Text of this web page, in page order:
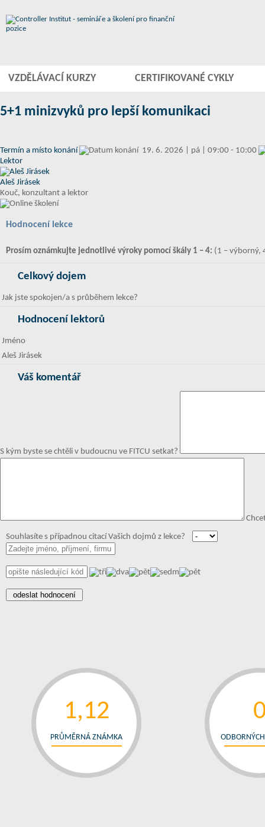
VZDĚLÁVACÍ KURZY CERTIFIKOVANÉ CYKLY
5+1 minizvyků pro lepší komunikaci
Termín a místo konání
19. 6. 2026 | pá | 09:00 - 10:00
Lektor
Aleš Jirásek
Kouč, konzultant a lektor
Hodnocení lekce
Prosím oznámkujte jednotlivé výroky pomocí škály 1 – 4: (1 – výborný,
Celkový dojem
Jak jste spokojen/a s průběhem lekce?
Hodnocení lektorů
Jméno
Aleš Jirásek
Váš komentář
S kým byste se chtěli v budoucnu ve FITCU setkat?
Souhlasíte s případnou citací Vašich dojmů z lekce?
1,12
PRŮMĚRNÁ ZNÁMKA